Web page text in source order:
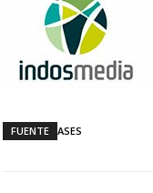
FUENTE ASES